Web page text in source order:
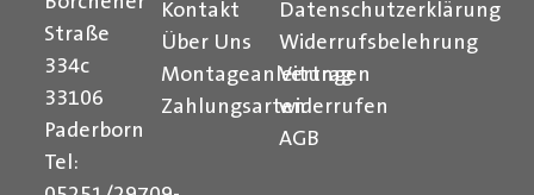
Straße
334c
33106
Paderborn
Tel:
Kontakt
Über Uns
Montageanleitungen
Zahlungsarten
Datenschutzerklärung
Widerrufsbelehrung
Vertrag
widerrufen
AGB